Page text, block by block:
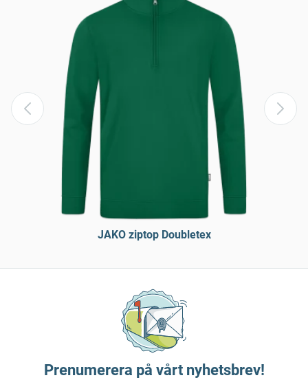
JAKO ziptop Doubletex
Prenumerera på vårt nyhetsbrev!